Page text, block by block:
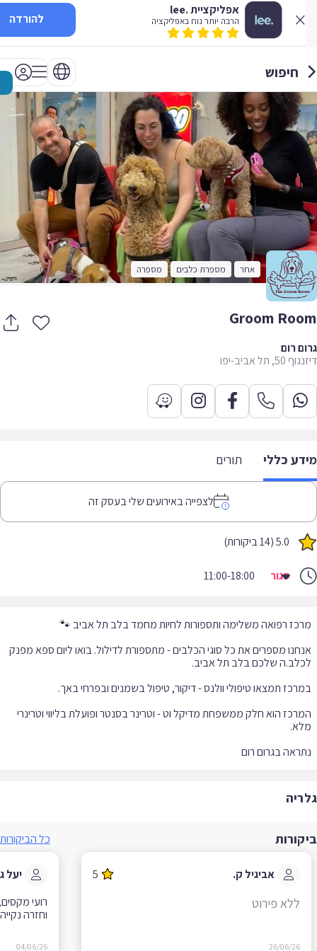
אפליקציית .lee
הרבה יותר נוח באפליקציה להורדה
חיפוש
אחר מספרת כלבים מספרה
Groom
רום
תל אביב-יפו
כללי תורים
לצפייה באירועים שלי בעסק זה
5.0 (14 ביקורות)
סגור 11:00-18:00
מספרים את כל סוגי הכלבים - מתספורת לדילול. בואו ליום ספא מפנק
הוא חלק ממשפחת מדיקל וט - וטרינר בסנטר ופועלת בליווי וטרינרי
בגרום רום
כל הביקורות
אביגיל ק. 5
ללא פירוט
26/06/26
יעל ג.
רועי
וחזרה נקייה
04/06/26